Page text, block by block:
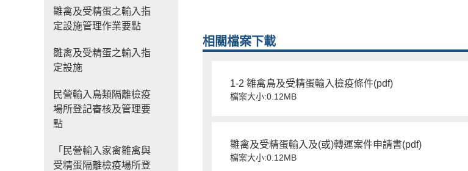
雛禽及受精蛋之輸入指
定設施管理作業要點
雛禽及受精蛋之輸入指
定設施
民營輸入鳥類隔離檢疫
場所登記審核及管理要
點
「民營輸入家禽雛禽與
受精蛋隔離檢疫場所登
相關檔案下載
1-2 雛禽鳥及受精蛋輸入檢疫條件(pdf)
檔案大小:0.12MB
雛禽及受精蛋輸入及(或)轉運案件申請書(pdf)
檔案大小:0.12MB